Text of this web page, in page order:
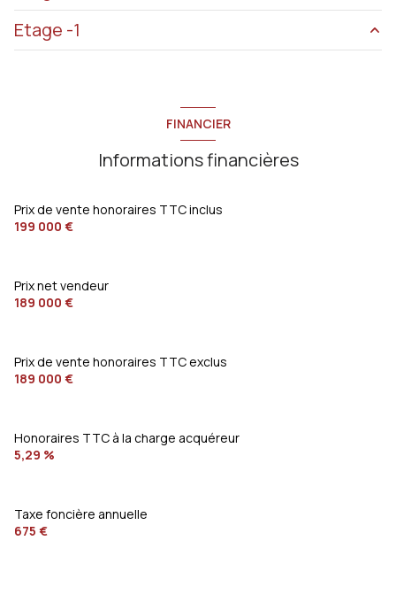
salon/sejour
25 m²
salon/sejour
chambre
buanderie
accueil
Etage -1
FINANCIER
Informations financières
Prix de vente honoraires TTC inclus
199 000 €
Prix net vendeur
189 000 €
Prix de vente honoraires TTC exclus
189 000 €
Honoraires TTC à la charge acquéreur
5,29 %
Taxe foncière annuelle
675 €